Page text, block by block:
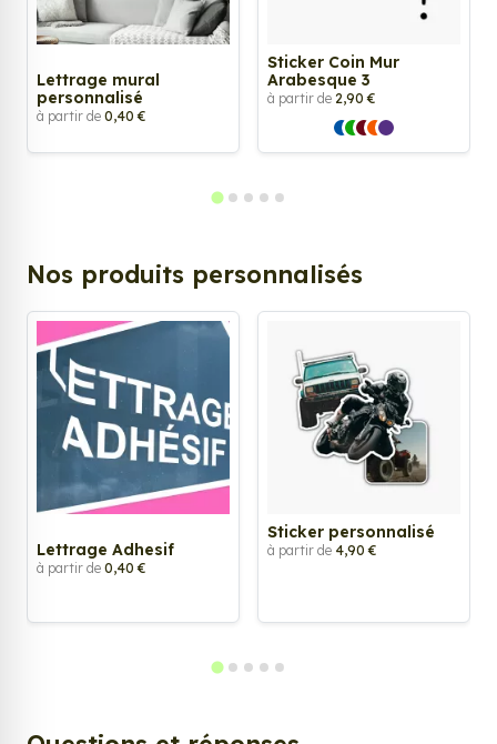
Lettrage mural
personnalisé
à partir de 0,40 €
Sticker Coin Mur
Arabesque 3
à partir de 2,90 €
Nos produits personnalisés
Lettrage Adhesif
à partir de 0,40 €
Sticker personnalisé
à partir de 4,90 €